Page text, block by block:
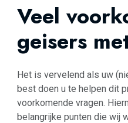
Veel
geisers
Het is vervelend als uw
best doen u te helpen dit
voorkomende vragen.
belangrijke punten die wij